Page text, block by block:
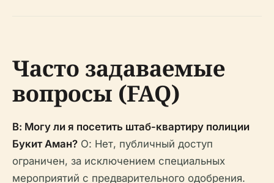
Часто задаваемые
вопросы (FAQ)
В: Могу ли я посетить штаб-квартиру полиции
Букит Аман? О: Нет, публичный доступ
ограничен, за исключением специальных
мероприятий с предварительного одобрения.